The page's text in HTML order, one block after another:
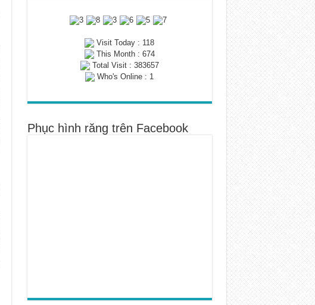
Visit Today : 118
This Month : 674
Total Visit : 383657
Who's Online : 1
Phục hình răng trên Facebook